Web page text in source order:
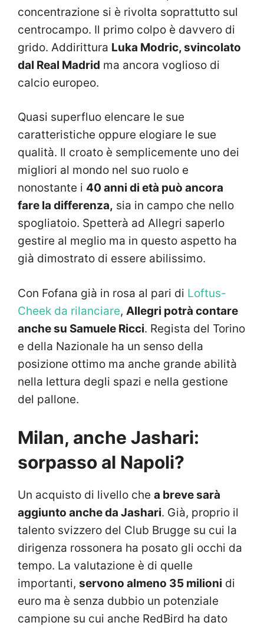
concentrazione si è rivolta soprattutto sul
centrocampo. Il primo colpo è davvero di
grido. Addirittura Luka Modric, svincolato
dal Real Madrid ma ancora voglioso di
calcio europeo.
Quasi superfluo elencare le sue
caratteristiche oppure elogiare le sue
qualità. Il croato è semplicemente uno dei
migliori al mondo nel suo ruolo e
nonostante i 40 anni di età può ancora
fare la differenza, sia in campo che nello
spogliatoio. Spetterà ad Allegri saperlo
gestire al meglio ma in questo aspetto ha
già dimostrato di essere abilissimo.
Con Fofana già in rosa al pari di Loftus-
Cheek da rilanciare, Allegri potrà contare
anche su Samuele Ricci. Regista del Torino
e della Nazionale ha un senso della
posizione ottimo ma anche grande abilità
nella lettura degli spazi e nella gestione
del pallone.
Milan, anche Jashari:
sorpasso al Napoli?
Un acquisto di livello che a breve sarà
aggiunto anche da Jashari. Già, proprio il
talento svizzero del Club Brugge su cui la
dirigenza rossonera ha posato gli occhi da
tempo. La valutazione è di quelle
importanti, servono almeno 35 milioni di
euro ma è senza dubbio un potenziale
campione su cui anche RedBird ha dato